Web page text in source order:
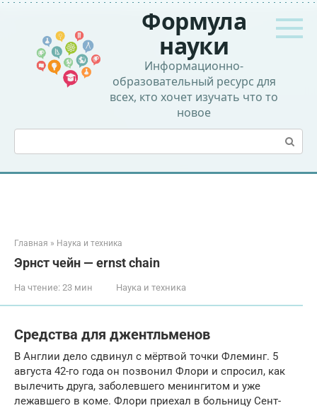
Перейти
контенту
Формула
науки
Информационно-
образовательный ресурс для
всех, кто хочет изучать что то
новое
Поиск:
Главная » Наука и техника
Эрнст чейн — ernst chain
На чтение: 23 мин Наука и техника
Средства для джентльменов
В Англии дело сдвинул с мёртвой точки Флеминг. 5
августа 42-го года он позвонил Флори и спросил, как
вылечить друга, заболевшего менингитом и уже
лежавшего в коме. Флори приехал в больницу Сент-